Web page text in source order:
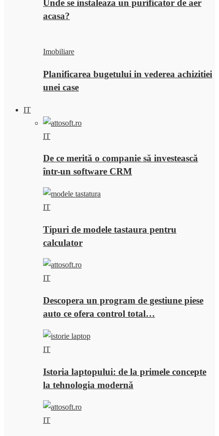
Unde se instaleaza un purificator de aer
acasa?
Imobiliare
Planificarea bugetului in vederea achizitiei
unei case
IT
IT
De ce merită o companie să investească
într-un software CRM
IT
Tipuri de modele tastaura pentru
calculator
IT
Descopera un program de gestiune piese
auto ce ofera control total…
IT
Istoria laptopului: de la primele concepte
la tehnologia modernă
IT